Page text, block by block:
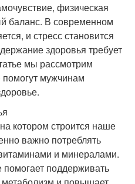
физическая
баланс. В современном
и стресс становится
здоровья требует
мы рассмотрим
мужчинам
котором строится наше
важно потреблять
и минералами.
поддерживать